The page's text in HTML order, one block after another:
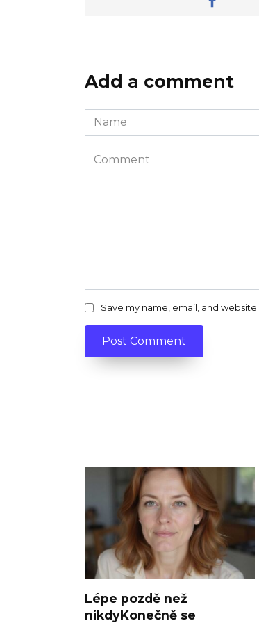
Add a comment
Name
*
Comment
Save my name, email, and
Lépe pozdě než
nikdyKonečně se